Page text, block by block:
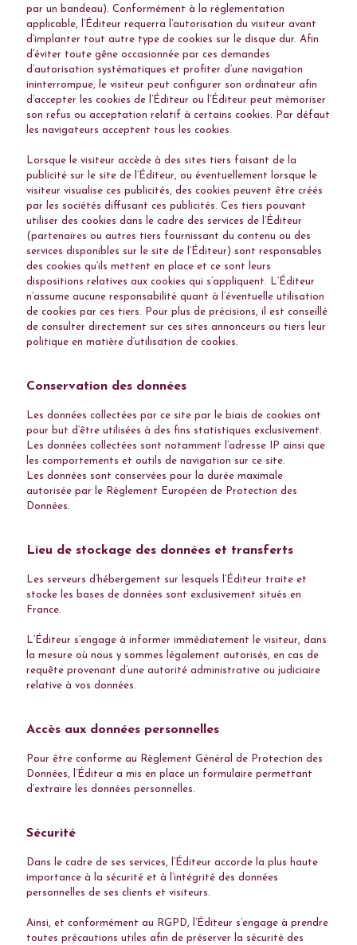
par un bandeau). Conformément à la réglementation
applicable, l’Éditeur requerra l’autorisation du visiteur avant
d’implanter tout autre type de cookies sur le disque dur. Afin
d’éviter toute gêne occasionnée par ces demandes
d’autorisation systématiques et profiter d’une navigation
ininterrompue, le visiteur peut configurer son ordinateur afin
d’accepter les cookies de l’Éditeur ou l’Éditeur peut mémoriser
son refus ou acceptation relatif à certains cookies. Par défaut
les navigateurs acceptent tous les cookies.
Lorsque le visiteur accède à des sites tiers faisant de la
publicité sur le site de l’Éditeur, ou éventuellement lorsque le
visiteur visualise ces publicités, des cookies peuvent être créés
par les sociétés diffusant ces publicités. Ces tiers pouvant
utiliser des cookies dans le cadre des services de l’Éditeur
(partenaires ou autres tiers fournissant du contenu ou des
services disponibles sur le site de l’Éditeur) sont responsables
des cookies qu’ils mettent en place et ce sont leurs
dispositions relatives aux cookies qui s’appliquent. L’Éditeur
n’assume aucune responsabilité quant à l’éventuelle utilisation
de cookies par ces tiers. Pour plus de précisions, il est conseillé
de consulter directement sur ces sites annonceurs ou tiers leur
politique en matière d’utilisation de cookies.
Conservation des données
Les données collectées par ce site par le biais de cookies ont
pour but d’être utilisées à des fins statistiques exclusivement.
Les données collectées sont notamment l’adresse IP ainsi que
les comportements et outils de navigation sur ce site.
Les données sont conservées pour la durée maximale
autorisée par le Règlement Européen de Protection des
Données.
Lieu de stockage des données et transferts
Les serveurs d’hébergement sur lesquels l’Éditeur traite et
stocke les bases de données sont exclusivement situés en
France.
L’Éditeur s’engage à informer immédiatement le visiteur, dans
la mesure où nous y sommes légalement autorisés, en cas de
requête provenant d’une autorité administrative ou judiciaire
relative à vos données.
Accès aux données personnelles
Pour être conforme au Règlement Général de Protection des
Données, l’Éditeur a mis en place un formulaire permettant
d’extraire les données personnelles.
Sécurité
Dans le cadre de ses services, l’Éditeur accorde la plus haute
importance à la sécurité et à l’intégrité des données
personnelles de ses clients et visiteurs.
Ainsi, et conformément au RGPD, l’Éditeur s’engage à prendre
toutes précautions utiles afin de préserver la sécurité des